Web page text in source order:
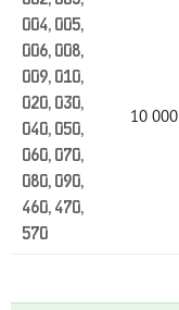
004, 005,
006, 008,
009, 010,
020, 030,
040, 050,
060, 070,
080, 090,
460, 470,
570
10 000